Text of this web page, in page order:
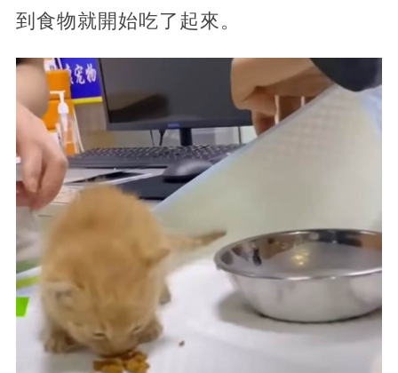
到食物就開始吃了起來。